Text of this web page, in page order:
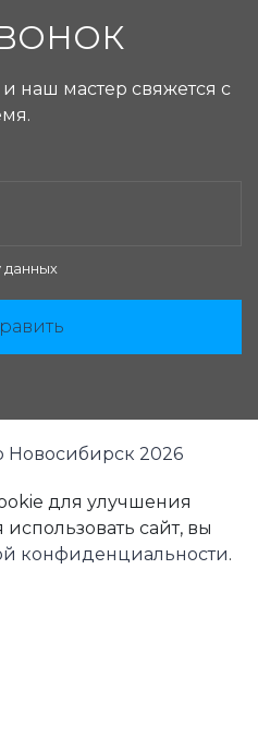
наш мастер свяжется с
данных
Новосибирск 2026
для улучшения
сайт, вы
конфиденциальности.